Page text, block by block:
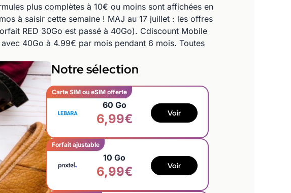
plus complètes à 10€ ou moins sont affichées en
à saisir cette semaine ! MAJ au 17 juillet : les offres
RED 30Go est passé à 40Go). Cdiscount Mobile
40Go à 4.99€ par mois pendant 6 mois. Toutes
Notre sélection
Carte SIM ou eSIM offerte
60 Go
6,99€ Voir
Forfait ajustable
10 Go
6,99€ Voir